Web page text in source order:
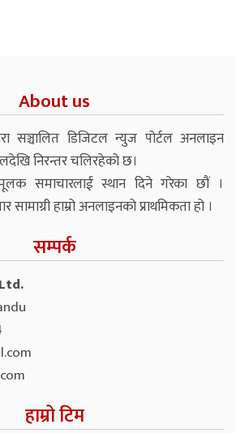
About us
सञ्चालित डिजिटल न्युज पोर्टल अनलाइन
निरन्तर चलिरहेको छ।
समाचारलाई स्थान दिने गरेका छौं ।
हाम्रो अनलाइनको प्राथमिकता हो ।
सम्पर्क
हाम्रो टिम